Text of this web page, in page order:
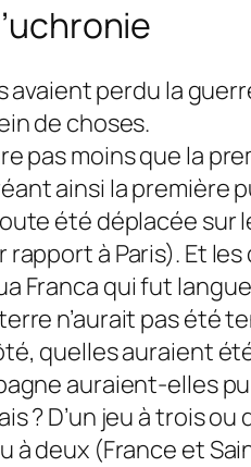
avaient perdu la
de choses.
pas moins que la
ainsi la première
été déplacée
rapport à Paris). Et
Franca qui fut
n’aurait pas été
quelles auraient
auraient-elles
? D’un jeu à trois
à deux (France et